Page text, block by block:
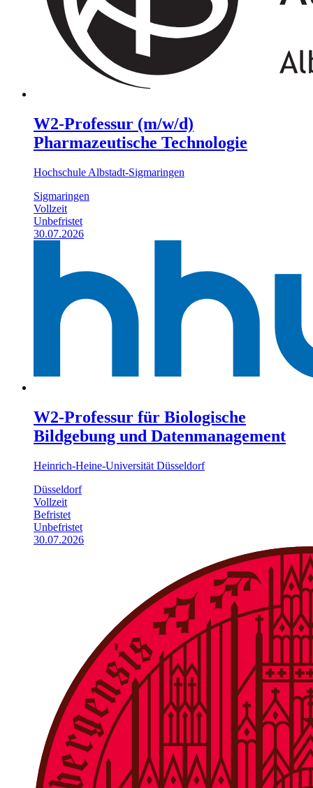
W2-Professur (m/w/d)
Pharmazeutische Technologie
Hochschule Albstadt-Sigmaringen
Sigmaringen
Vollzeit
Unbefristet
30.07.2026
W2-Professur für Biologische
Bildgebung und Datenmanagement
Heinrich-Heine-Universität Düsseldorf
Düsseldorf
Vollzeit
Befristet
Unbefristet
30.07.2026